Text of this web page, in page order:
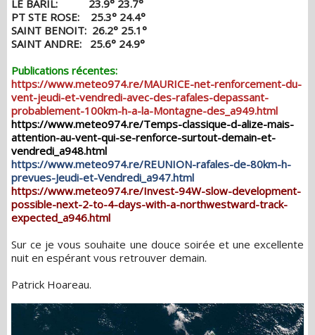
LE BARIL: 23.9° 23.7°
PT STE ROSE: 25.3° 24.4°
SAINT BENOIT: 26.2° 25.1°
SAINT ANDRE: 25.6° 24.9°
Publications récentes:
https://www.meteo974.re/MAURICE-net-renforcement-du-
vent-jeudi-et-vendredi-avec-des-rafales-depassant-
probablement-100km-h-a-la-Montagne-des_a949.html
https://www.meteo974.re/Temps-classique-d-alize-mais-
attention-au-vent-qui-se-renforce-surtout-demain-et-
vendredi_a948.html
https://www.meteo974.re/REUNION-rafales-de-80km-h-
prevues-Jeudi-et-Vendredi_a947.html
https://www.meteo974.re/Invest-94W-slow-development-
possible-next-2-to-4-days-with-a-northwestward-track-
expected_a946.html
Sur ce je vous souhaite une douce soirée et une excellente
nuit en espérant vous retrouver demain.
Patrick Hoareau.